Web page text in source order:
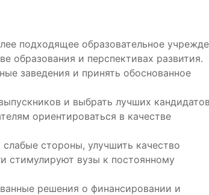
подходящее образовательное
образования и перспективах развития.
заведения и принять обоснованное
и выбрать лучших
ориентироваться в качестве
стороны, улучшить качество
стимулируют вузы к постоянному
решения о финансировании и